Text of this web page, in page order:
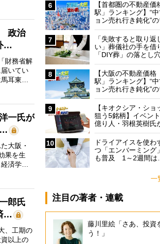
政治
…
財務省解
いてい
耳東風
一氏が
…
大阪・
果を生
済学者
郎氏
…
、工期の
以上の
6
【首都圏の不動産価
駅」ランキング】“
ョン売れ行き鈍化”の
7
「失敗すると取り返
い」葬儀社の手を借
「DIY葬」の落とし
に…
8
【大阪の不動産価格
駅」ランキング】“
ョン売れ行き鈍化”
9
【キオクシア・ショ
狙う5銘柄】イベン
億り人・羽根英樹氏
10
ドライアイスを使わ
つ「エンバーミング
も普及 1～2週間は…
一
注目の著者・連載
藤川里絵「さあ、投資
う！」